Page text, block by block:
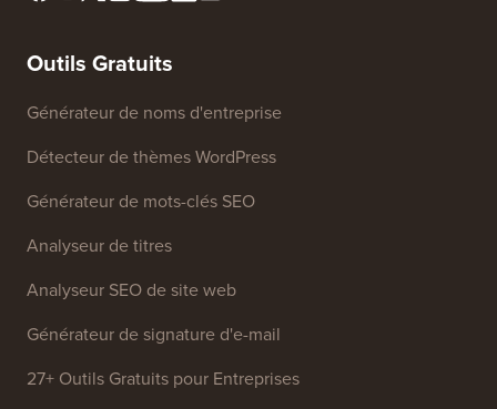
Outils Gratuits
Générateur de noms d'entreprise
Détecteur de thèmes WordPress
Générateur de mots-clés SEO
Analyseur de titres
Analyseur SEO de site web
Générateur de signature d'e-mail
27+ Outils Gratuits pour Entreprises